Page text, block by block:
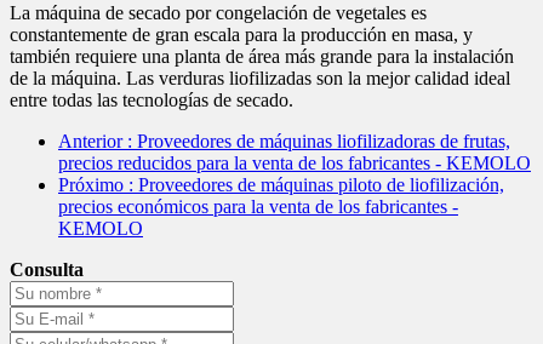
La máquina de secado por congelación de vegetales es
constantemente de gran escala para la producción en masa, y
también requiere una planta de área más grande para la instalación
de la máquina. Las verduras liofilizadas son la mejor calidad ideal
entre todas las tecnologías de secado.
Anterior : Proveedores de máquinas liofilizadoras de frutas,
precios reducidos para la venta de los fabricantes - KEMOLO
Próximo : Proveedores de máquinas piloto de liofilización,
precios económicos para la venta de los fabricantes -
KEMOLO
Consulta